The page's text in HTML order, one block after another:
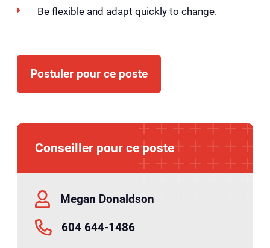
Be flexible and adapt quickly to change.
Postuler pour ce poste
Conseiller pour ce poste
Megan Donaldson
604 644-1486